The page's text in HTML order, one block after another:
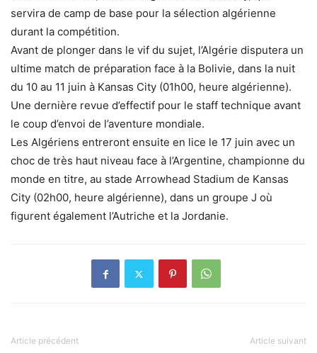
servira de camp de base pour la sélection algérienne
durant la compétition.
Avant de plonger dans le vif du sujet, l’Algérie disputera un
ultime match de préparation face à la Bolivie, dans la nuit
du 10 au 11 juin à Kansas City (01h00, heure algérienne).
Une dernière revue d’effectif pour le staff technique avant
le coup d’envoi de l’aventure mondiale.
Les Algériens entreront ensuite en lice le 17 juin avec un
choc de très haut niveau face à l’Argentine, championne du
monde en titre, au stade Arrowhead Stadium de Kansas
City (02h00, heure algérienne), dans un groupe J où
figurent également l’Autriche et la Jordanie.
Article précédent Article suivant